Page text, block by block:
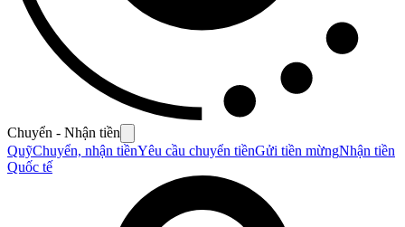
Chuyển - Nhận tiền
QuỹChuyển, nhận tiềnYêu cầu chuyển tiềnGửi tiền mừngNhận tiền
Quốc tế